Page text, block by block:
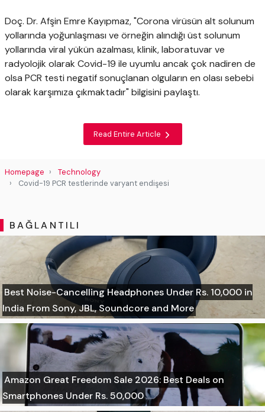
Doç. Dr. Afşin Emre Kayıpmaz, "Corona virüsün alt solunum
yollarında yoğunlaşması ve örneğin alındığı üst solunum
yollarında viral yükün azalması, klinik, laboratuvar ve
radyolojik olarak Covid-19 ile uyumlu ancak çok nadiren de
olsa PCR testi negatif sonuçlanan olguların en olası sebebi
olarak karşımıza çıkmaktadır" bilgisini paylaştı.
Read Entire Article
Homepage
Technology
Covid-19 PCR testlerinde varyant endişesi
BAĞLANTILI
Best Noise-Cancelling Headphones Under Rs. 10,000 in
India From Sony, JBL, Soundcore and More
Amazon Great Freedom Sale 2026: Best Deals on
Smartphones Under Rs. 50,000